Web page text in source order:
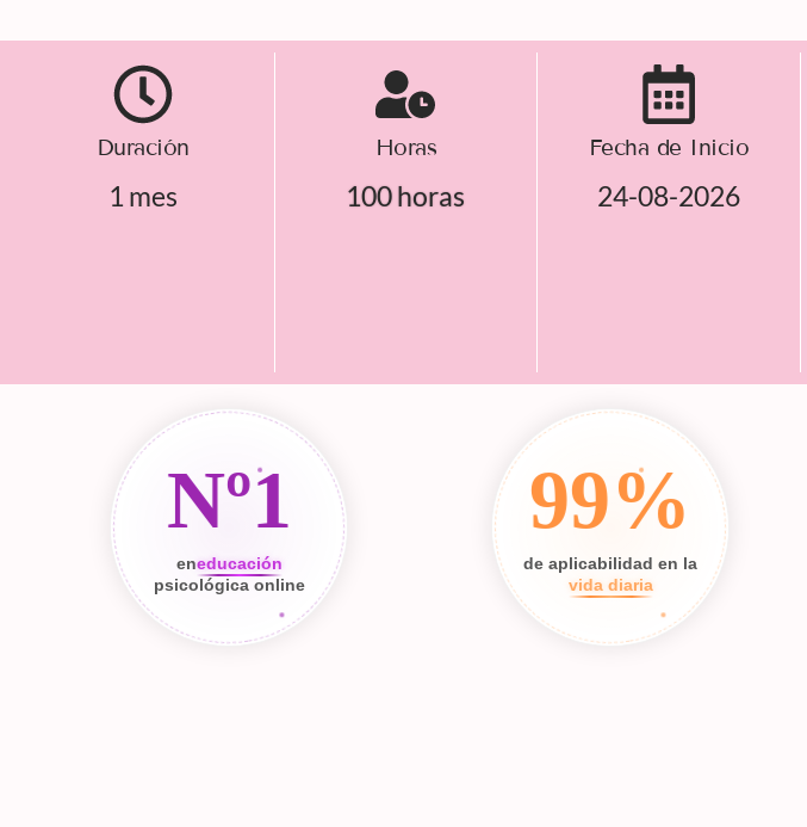
Duración
1 mes
Horas
100 horas
Fecha de Inicio
24-08-2026
Nº1
eneducación
psicológica online
99%
de aplicabilidad en la
vida diaria